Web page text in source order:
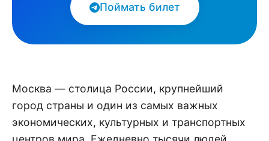
Поймать билет
Москва — столица России, крупнейший
город страны и один из самых важных
экономических, культурных и транспортных